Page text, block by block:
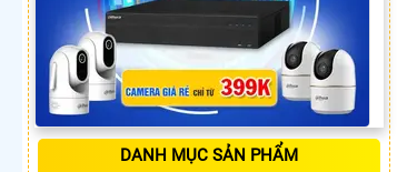
DANH MỤC SẢN PHẨM